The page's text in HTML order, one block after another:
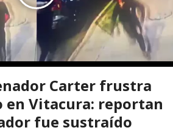
Carter frustra
en Vitacura: reportan
fue sustraído